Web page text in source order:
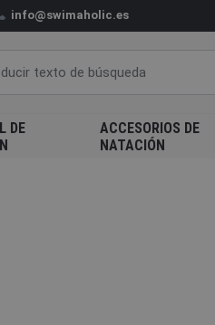
info@swimaholic.es
DE
ACCESORIOS DE
NATACIÓN